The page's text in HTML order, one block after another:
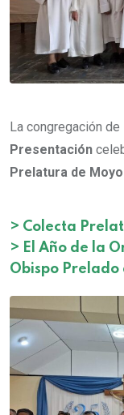
La congregación de
Presentación
Prelatura de
> Colecta
> El Año de la
Obispo